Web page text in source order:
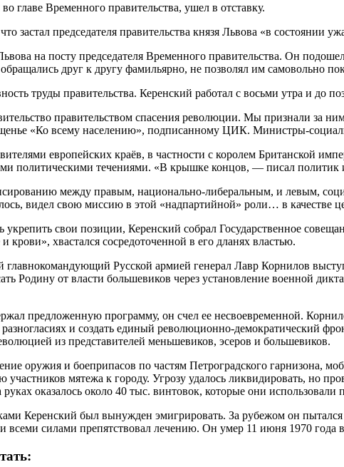
главе Временного правительства, ушел в отставку.
застал председателя правительства князя Львова «в состоянии
на посту председателя Временного правительства. Он
друг к другу фамильярно, не позволял им самовольно
труды правительства. Керенский работал с восьми утра и до
правительством спасения революции. Мы признали за
«Ко всему населению», подписанному ЦИК. Министры-
европейских краёв, в частности с королем Британской
политическими течениями. «В крышке концов, — писал
между правым, национально-либеральным, и левым,
видел свою миссию в этой «надпартийной» роли… в качестве
свои позиции, Керенский собрал Государственное
крови», хвастался сосредоточенной в его дланях властью.
главнокомандующий Русской армией генерал Лавр Корнилов
Родину от власти большевиков через установление военной
предложенную программу, он счел ее несвоевременной.
разногласиях и создать единый революционно-демократический
из представителей меньшевиков, эсеров и большевиков.
оружия и боеприпасов по частям Петроградского гарнизона,
участников мятежа к городу. Угрозу удалось ликвидировать, но
руках оказалось около 40 тыс. винтовок, которые они
Керенский был вынужден эмигрировать. За рубежом он
и всеми силами препятствовал лечению. Он умер 11 июня 1970 года